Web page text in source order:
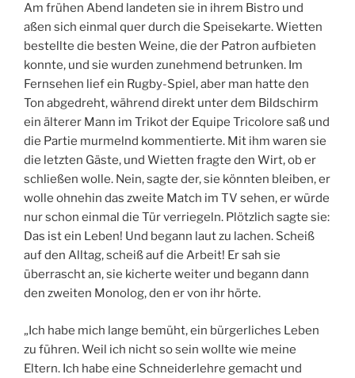
Am frühen Abend landeten sie in ihrem Bistro und
aßen sich einmal quer durch die Speisekarte. Wietten
bestellte die besten Weine, die der Patron aufbieten
konnte, und sie wurden zunehmend betrunken. Im
Fernsehen lief ein Rugby-Spiel, aber man hatte den
Ton abgedreht, während direkt unter dem Bildschirm
ein älterer Mann im Trikot der Equipe Tricolore saß und
die Partie murmelnd kommentierte. Mit ihm waren sie
die letzten Gäste, und Wietten fragte den Wirt, ob er
schließen wolle. Nein, sagte der, sie könnten bleiben, er
wolle ohnehin das zweite Match im TV sehen, er würde
nur schon einmal die Tür verriegeln. Plötzlich sagte sie:
Das ist ein Leben! Und begann laut zu lachen. Scheiß
auf den Alltag, scheiß auf die Arbeit! Er sah sie
überrascht an, sie kicherte weiter und begann dann
den zweiten Monolog, den er von ihr hörte.
„Ich habe mich lange bemüht, ein bürgerliches Leben
zu führen. Weil ich nicht so sein wollte wie meine
Eltern. Ich habe eine Schneiderlehre gemacht und